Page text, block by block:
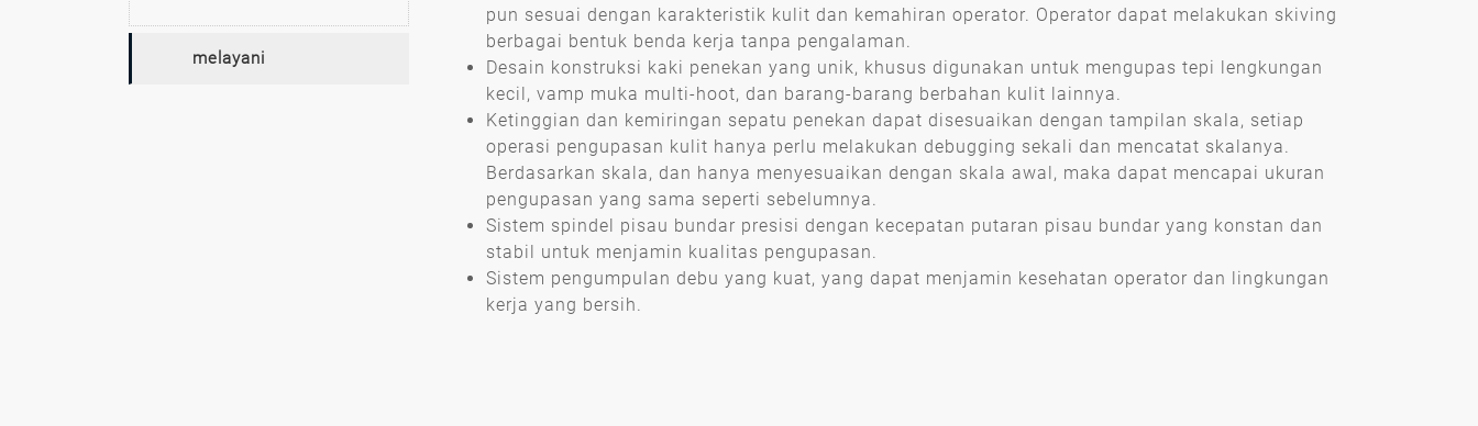
melayani
pun sesuai dengan karakteristik kulit dan kemahiran operator. Operator dapat melakukan skiving
berbagai bentuk benda kerja tanpa pengalaman.
Desain konstruksi kaki penekan yang unik, khusus digunakan untuk mengupas tepi lengkungan
kecil, vamp muka multi-hoot, dan barang-barang berbahan kulit lainnya.
Ketinggian dan kemiringan sepatu penekan dapat disesuaikan dengan tampilan skala, setiap
operasi pengupasan kulit hanya perlu melakukan debugging sekali dan mencatat skalanya.
Berdasarkan skala, dan hanya menyesuaikan dengan skala awal, maka dapat mencapai ukuran
pengupasan yang sama seperti sebelumnya.
Sistem spindel pisau bundar presisi dengan kecepatan putaran pisau bundar yang konstan dan
stabil untuk menjamin kualitas pengupasan.
Sistem pengumpulan debu yang kuat, yang dapat menjamin kesehatan operator dan lingkungan
kerja yang bersih.